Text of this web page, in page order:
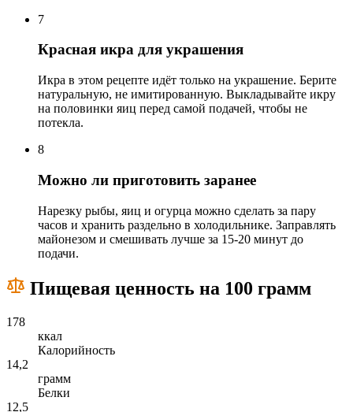
7
Красная икра для украшения
Икра в этом рецепте идёт только на украшение. Берите
натуральную, не имитированную. Выкладывайте икру
на половинки яиц перед самой подачей, чтобы не
потекла.
8
Можно ли приготовить заранее
Нарезку рыбы, яиц и огурца можно сделать за пару
часов и хранить раздельно в холодильнике. Заправлять
майонезом и смешивать лучше за 15-20 минут до
подачи.
Пищевая ценность на 100 грамм
178
ккал
Калорийность
14,2
грамм
Белки
12,5